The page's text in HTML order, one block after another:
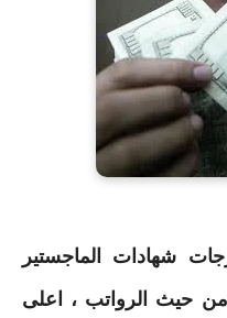
شهادات الماجستير
حيث الرواتب ، اعلى